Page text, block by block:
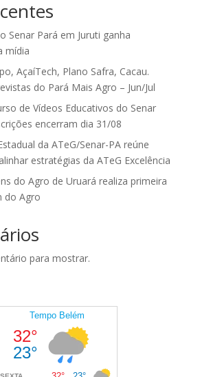
Senar Pará em Juruti ganha
mídia
AçaíTech, Plano Safra, Cacau.
do Pará Mais Agro – Jun/Jul
de Vídeos Educativos do Senar
encerram dia 31/08
da ATeG/Senar-PA reúne
estratégias da ATeG Excelência
do Agro de Uruará realiza primeira
do Agro
para mostrar.